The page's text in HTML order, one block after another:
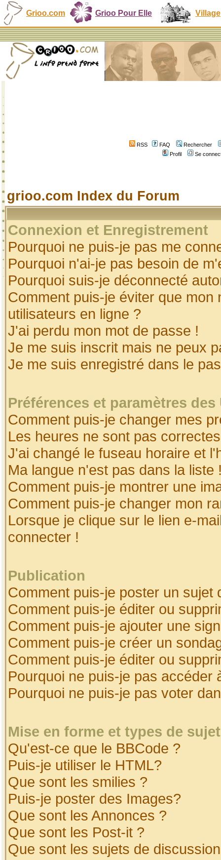
Grioo.com Grioo Pour Elle Village
RSS FAQ
Rechercher
Profil
Se
grioo.com Index du Forum
Connexion et Enregistrement
Pourquoi ne puis-je pas me
Pourquoi n'ai-je pas besoin de
Pourquoi suis-je déconnecté
Comment puis-je éviter que
utilisateurs en ligne ?
J'ai perdu mon mot de passe !
Je me suis inscrit mais ne peux
Je me suis enregistré dans le
Préférences et paramètres
Comment puis-je changer mes
Les heures ne sont pas
J'ai changé le fuseau horaire et
Ma langue n'est pas dans la liste
Comment puis-je montrer une
Comment puis-je changer mon
Lorsque je clique sur le lien e-
connecter !
Publication
Comment puis-je poster un sujet
Comment puis-je éditer ou
Comment puis-je ajouter une
Comment puis-je créer un
Comment puis-je éditer ou
Pourquoi ne puis-je pas accéder
Pourquoi ne puis-je pas voter
Mise en forme et types de
Qu'est-ce que le BBCode ?
Puis-je utiliser le HTML?
Que sont les smilies ?
Puis-je poster des Images?
Que sont les Annonces ?
Que sont les Post-it ?
Que sont les sujets de